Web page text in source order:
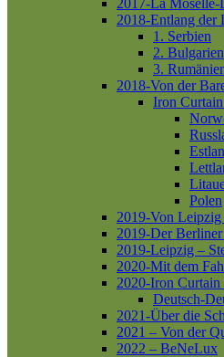
2017-La
2018-Entlang der
1. Serbien
2. Bulgarien
3.
2018-Von der
Iron
Polen
2019-Von Leipzig
2019-Der
2019-Leipzig –
2020-Mit dem
2020-Iron Curtain
Deutsch-
2021-Über die
2021 – Von der
2022 – BeNeLux